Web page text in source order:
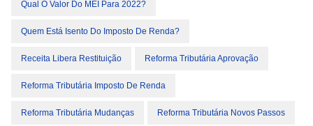
Qual O Valor Do MEI Para 2022?
Quem Está Isento Do Imposto De Renda?
Receita Libera Restituição Reforma Tributária Aprovação
Reforma Tributária Imposto De Renda
Reforma Tributária Mudanças Reforma Tributária Novos Passos